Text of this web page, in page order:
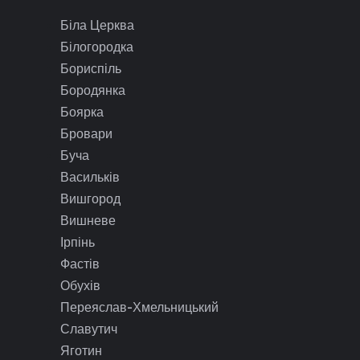
Біла Церква
Білогородка
Бориспіль
Бородянка
Боярка
Бровари
Буча
Васильків
Вишгород
Вишневе
Ірпінь
Фастів
Обухів
Переяслав-Хмельницький
Славутич
Яготин